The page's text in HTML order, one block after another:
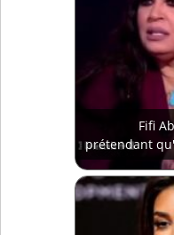
Fifi
prétendant